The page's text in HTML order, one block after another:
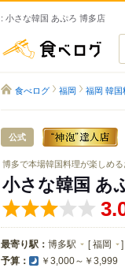
: 小さな韓国 あぷろ 博多店
食
食べログ 福岡 福岡 韓国
公式
博多で本場韓国料理が楽しめ
小さな韓国 あ
最寄り駅： 博多駅 [福岡 ]
予算： ￥3,000～￥3,999